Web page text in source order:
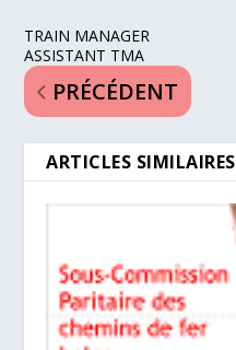
TRAIN MANAGER
ASSISTANT TMA
PRÉCÉDENT
ARTICLES SIMILAIRES